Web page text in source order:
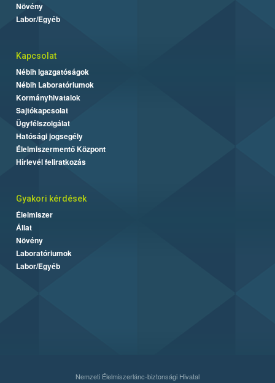
Növény
Labor/Egyéb
Kapcsolat
Nébih Igazgatóságok
Nébih Laboratóriumok
Kormányhivatalok
Sajtókapcsolat
Ügyfélszolgálat
Hatósági jogsegély
Élelmiszermentő Központ
Hírlevél feliratkozás
Gyakori kérdések
Élelmiszer
Állat
Növény
Laboratóriumok
Labor/Egyéb
Nemzeti Élelmiszerlánc-biztonsági Hivatal